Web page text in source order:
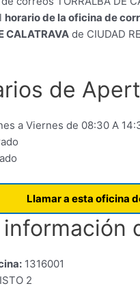
horario de la oficina de
CALATRAVA de CIUDAD
de
a Viernes de 08:30 A
Llamar a esta oficina
información
1316001
2